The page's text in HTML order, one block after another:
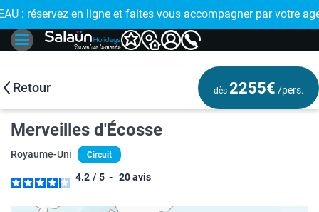
: réservez en ligne et faites vous accompagner par votre
Retour dès 2255€ /pers.
Merveilles d'Écosse
Royaume-Uni Circuit
4.2 / 5 - 20avis